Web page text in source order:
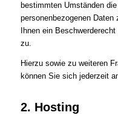
bestimmten Umständen
personenbezogenen
Ihnen ein
zu.
Hierzu sowie zu weiteren
können Sie sich jederzeit
2. Hosting